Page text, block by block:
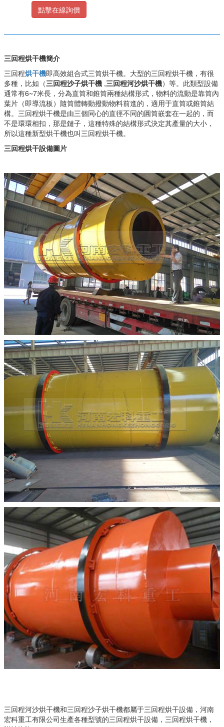
點擊在線詢價
三回程烘干機簡介
三回程烘干機即高效組合式三筒烘干機。大型的三回程烘干機，有很
多種，比如（三回程沙子烘干機 ,三回程河沙烘干機）等。此類型設備
通常有6~7米長，分為直筒和錐筒兩種結構形式，物料的流動是靠筒內
葉片（即導流板）隨筒體轉動撥動物料前進的，適用于直筒或錐筒結
構。三回程烘干機是由三個同心的直徑不同的圓筒嵌套在一起的，而
不是環環相扣，那是鏈子，這種特殊的結構形式決定其產量的大小，
所以這種新型烘干機也叫三回程烘干機。
三回程烘干設備圖片
三回程河沙烘干機和三回程沙子烘干機都屬于三回程烘干設備，河南
宏科重工有限公司生產各種型號的三回程烘干設備，三回程烘干機，